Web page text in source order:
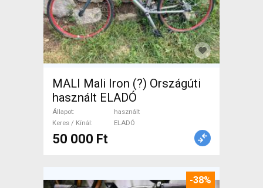
MALI Mali Iron (?) Országúti
használt ELADÓ
Állapot
használt
Keres / Kínál
ELADÓ
50 000 Ft
-38%